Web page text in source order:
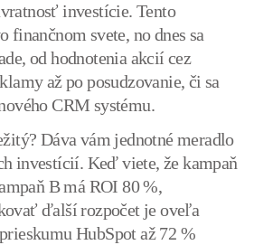
investície. Tento
svete, no dnes sa
od hodnotenia akcií cez
až po posudzovanie, či sa
CRM systému.
Dáva vám jednotné meradlo
investícií. Keď viete, že kampaň
B má ROI 80 %,
ďalší rozpočet je oveľa
HubSpot až 72 %